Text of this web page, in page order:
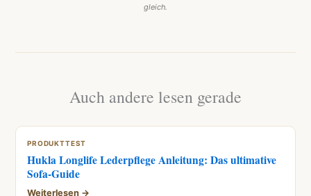
gleich.
Auch andere lesen gerade
PRODUKTTEST
Hukla Longlife Lederpflege Anleitung: Das ultimative
Sofa-Guide
Weiterlesen →